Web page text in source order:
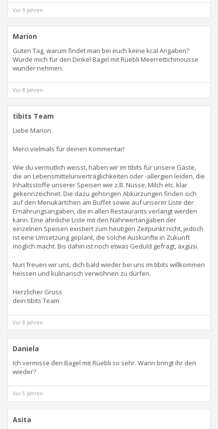
Vor 9 Jahren
Marion
Guten Tag, warum findet man bei euch keine kcal Angaben?
Würde mich für den Dinkel Bagel mit Rüebli Meerrettichmousse
wunder nehmen.
Vor 8 Jahren
tibits Team
Liebe Marion
Merci vielmals für deinen Kommentar!
Wie du vermutlich weisst, haben wir im tibits für unsere Gäste,
die an Lebensmittelunverträglichkeiten oder -allergien leiden, die
Inhaltsstoffe unserer Speisen wie z.B. Nüsse, Milch etc. klar
gekennzeichnet. Die dazu gehörigen Abkürzungen finden sich
auf den Menukärtchen am Buffet sowie auf unserer Liste der
Ernährungsangaben, die in allen Restaurants verlangt werden
kann. Eine ähnliche Liste mit den Nährwertangaben der
einzelnen Speisen existiert zum heutigen Zeitpunkt nicht, jedoch
ist eine Umsetzung geplant, die solche Auskünfte in Zukunft
möglich macht. Bis dahin ist noch etwas Geduld gefragt, äxgüsi.
Nun freuen wir uns, dich bald wieder bei uns im tibits willkommen
heissen und kulinarisch verwöhnen zu dürfen.
Herzlicher Gruss
dein tibits Team
Vor 8 Jahren
Daniela
Ich vermisse den Bagel mit Rüebli so sehr. Wann bringt ihr den
wieder?
Vor 5 Jahren
Asita